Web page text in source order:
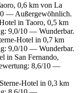
0,6 km von La
— Außergewöhnlich.
in Taoro, 0,5 km
9,0/10 — Wunderbar.
Hotel in 0,7 km
9,0/10 — Wunderbar.
in San Fernando,
8,6/10 —
Hotel in 0,3 km